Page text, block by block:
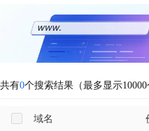
共有0个搜索结果（最多显示10000
域名